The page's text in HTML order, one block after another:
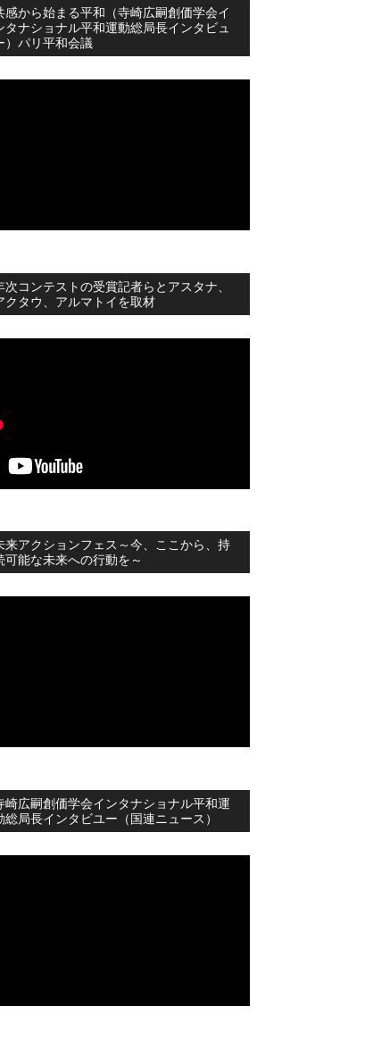
感から始まる平和（寺崎広嗣創価学会イ
タナショナル平和運動総局長インタビュ
）パリ平和会議
次コンテストの受賞記者らとアスタナ、
クタウ、アルマトイを取材
来アクションフェス～今、ここから、持
可能な未来への行動を～
崎広嗣創価学会インタナショナル平和運
総局長インタビユー（国連ニュース）